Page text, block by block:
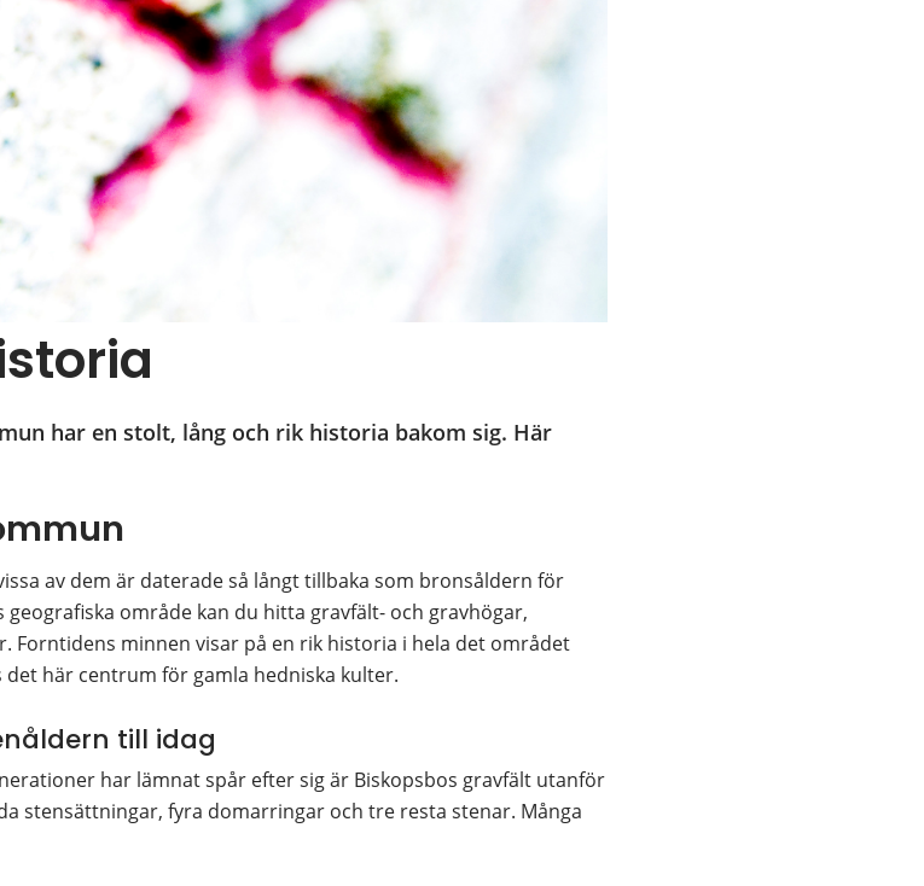
har en stolt, lång och rik historia bakom sig. Här
av dem är daterade så långt tillbaka som bronsåldern för
område kan du hitta gravfält- och gravhögar,
Forntidens minnen visar på en rik historia i hela det området
här centrum för gamla hedniska kulter.
till idag
har lämnat spår efter sig är Biskopsbos gravfält utanför
stensättningar, fyra domarringar och tre resta stenar. Många